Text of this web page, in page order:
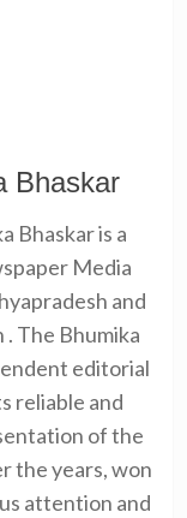
Bhaskar
Bhaskar is a
Media
and
The Bhumika
editorial
reliable and
of the
the years, won
attention and